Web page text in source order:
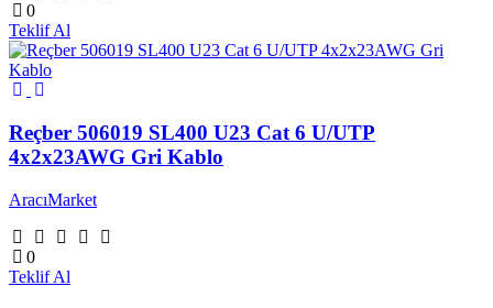
0
Teklif Al
Reçber 506019 SL400 U23 Cat 6 U/UTP
4x2x23AWG Gri Kablo
AracıMarket
0
Teklif Al